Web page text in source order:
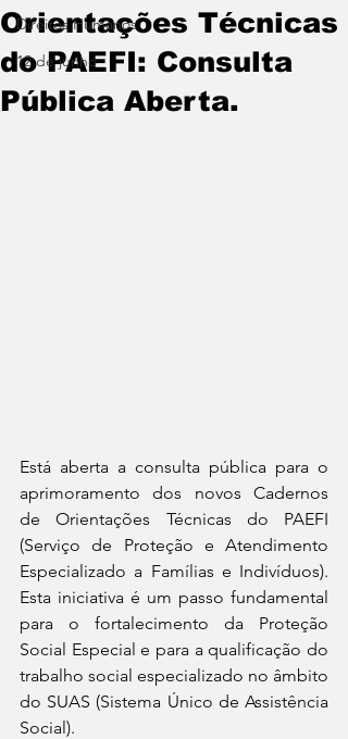
Direitos Humanos
12 de junho
Orientações Técnicas
do PAEFI: Consulta
Pública Aberta.
Está aberta a consulta pública para o
aprimoramento dos novos Cadernos
de Orientações Técnicas do PAEFI
(Serviço de Proteção e Atendimento
Especializado a Famílias e Indivíduos).
Esta iniciativa é um passo fundamental
para o fortalecimento da Proteção
Social Especial e para a qualificação do
trabalho social especializado no âmbito
do SUAS (Sistema Único de Assistência
Social).